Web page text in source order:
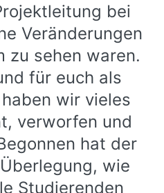
bei
Veränderungen
zu sehen waren.
für euch als
wir vieles
verworfen und
hat der
wie
Studierenden